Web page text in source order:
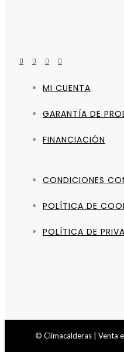
MI CUENTA
GARANTÍA DE
FINANCIACIÓN
CONDICIONES
POLÍTICA DE
POLÍTICA DE
© Climacalderas | Venta